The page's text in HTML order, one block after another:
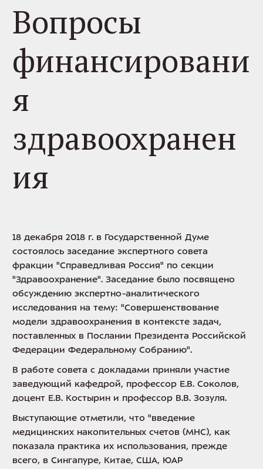
Вопросы
финансировани
я
здравоохранен
ия
18 декабря 2018 г. в Государственной Думе
состоялось заседание экспертного совета
фракции "Справедливая Россия" по секции
"Здравоохранение". Заседание было посвящено
обсуждению экспертно-аналитического
исследования на тему: "Совершенствование
модели здравоохранения в контексте задач,
поставленных в Послании Президента Российской
Федерации Федеральному Собранию".
В работе совета с докладами приняли участие
заведующий кафедрой, профессор Е.В. Соколов,
доцент Е.В. Костырин и профессор В.В. Зозуля.
Выступающие отметили, что "введение
медицинских накопительных счетов (МНС), как
показала практика их использования, прежде
всего, в Сингапуре, Китае, США, ЮАР